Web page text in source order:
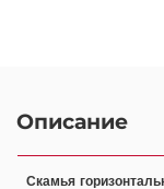
Описание
Скамья